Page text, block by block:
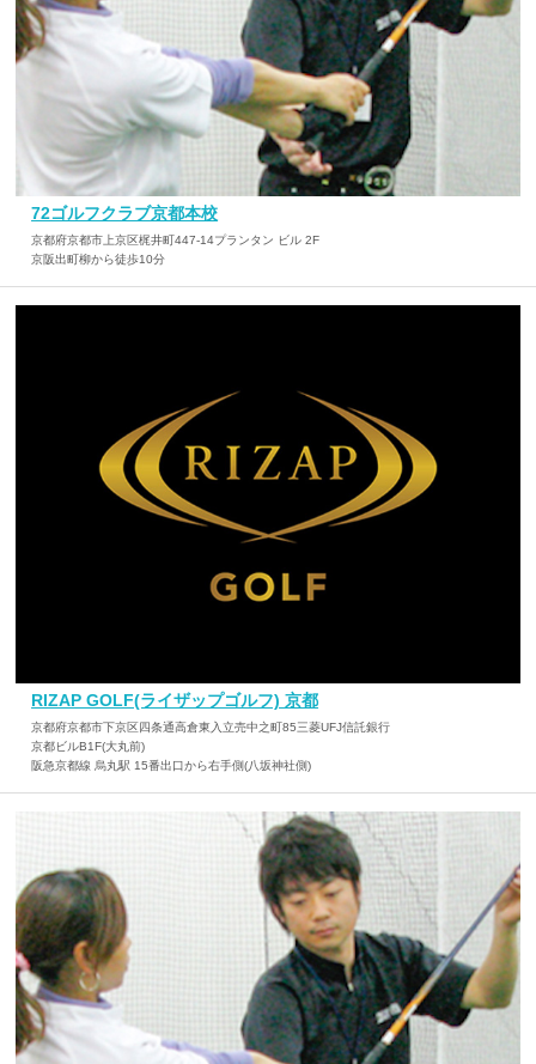
72ゴルフクラブ京都本校
京都府京都市上京区梶井町447-14プランタン ビル 2F
京阪出町柳から徒歩10分
RIZAP GOLF(ライザップゴルフ) 京都
京都府京都市下京区四条通高倉東入立売中之町85三菱UFJ信託銀行
京都ビルB1F(大丸前)
阪急京都線 烏丸駅 15番出口から右手側(八坂神社側)